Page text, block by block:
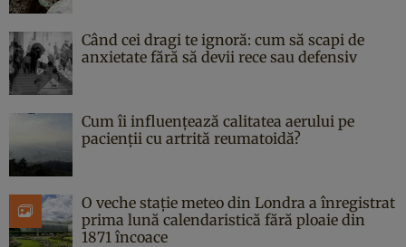
Când cei dragi te ignoră: cum să scapi de
anxietate fără să devii rece sau defensiv
Cum îi influențează calitatea aerului pe
pacienții cu artrită reumatoidă?
O veche stație meteo din Londra a înregistrat
prima lună calendaristică fără ploaie din
1871 încoace